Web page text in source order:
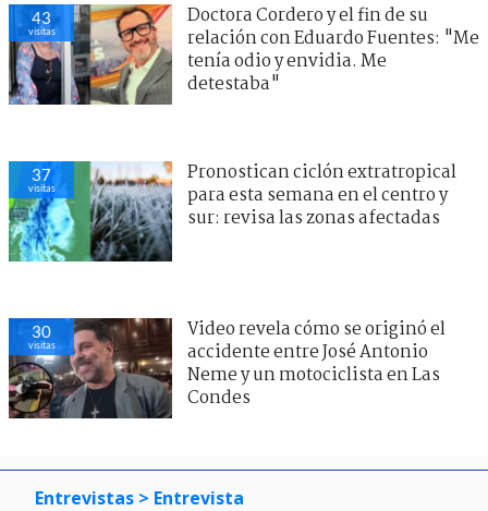
43
visitas
Doctora Cordero y el fin de su
relación con Eduardo Fuentes: "Me
tenía odio y envidia. Me
detestaba"
37
visitas
Pronostican ciclón extratropical
para esta semana en el centro y
sur: revisa las zonas afectadas
30
visitas
Video revela cómo se originó el
accidente entre José Antonio
Neme y un motociclista en Las
Condes
Entrevistas > Entrevista